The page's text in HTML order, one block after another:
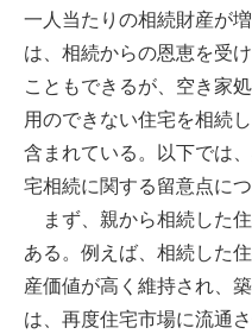
一人当たりの相続財産が
は、相続からの恩恵を受
こともできるが、空き家
用のできない住宅を相続
含まれている。以下では
宅相続に関する留意点につ
まず、親から相続した
ある。例えば、相続した
産価値が高く維持され、
は、再度住宅市場に流通